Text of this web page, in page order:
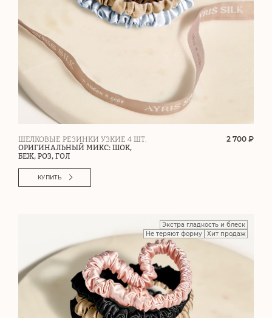
ШЕЛКОВЫЕ РЕЗИНКИ УЗКИЕ 4 ШТ.
ОРИГИНАЛЬНЫЙ МИКС: ШОК,
БЕЖ, РОЗ, ГОЛ
2 700 ₽
КУПИТЬ
Экстра гладкость и блеск
Не теряют форму
Хит продаж